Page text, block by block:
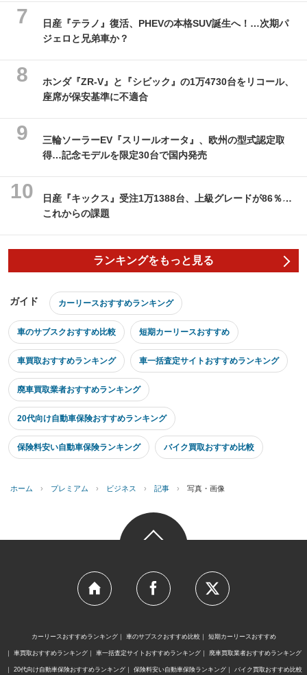
日産『テラノ』復活、PHEVの本格SUV誕生へ！…次期パ
ジェロと兄弟車か？
ホンダ『ZR-V』と『シビック』の1万4730台をリコール、
座席が保安基準に不適合
三輪ソーラーEV『スリールオータ』、欧州の型式認定取
得…記念モデルを限定30台で国内発売
日産『キックス』受注1万1388台、上級グレードが86％…
これからの課題
ランキングをもっと見る
ガイド カーリースおすすめランキング
車のサブスクおすすめ比較 短期カーリースおすすめ
車買取おすすめランキング 車一括査定サイトおすすめランキング
廃車買取業者おすすめランキング
20代向け自動車保険おすすめランキング
保険料安い自動車保険ランキング バイク買取おすすめ比較
ホーム › プレミアム › ビジネス › 記事 › 写真・画像
カーリースおすすめランキング 車のサブスクおすすめ比較 短期カーリースおすすめ
車買取おすすめランキング 車一括査定サイトおすすめランキング 廃車買取業者おすすめランキング
20代向け自動車保険おすすめランキング 保険料安い自動車保険ランキング バイク買取おすすめ比較